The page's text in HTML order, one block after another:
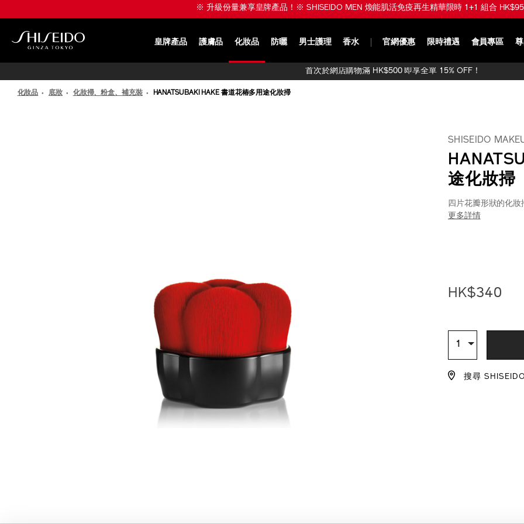
至
※ 升級份量兼享皇牌產品！※ SHISEIDO MEN 煥能肌活免疫再生精華限時 1+1 組合
皇牌產品 護膚品 化妝品 防曬 男士護理 香水 官網優惠 限時禮遇 會員專區
首次於網店購物滿 HK$500 即享全單 15% OFF！
化妝品 底妝 化妝掃、粉盒、補充裝 HANATSUBAKI HAKE 書道花椿多用途化妝掃
SHISEIDO
途化妝掃
四片花瓣形狀的化妝
更多詳情
HK$340
TO
CART
數
量
1
搜尋